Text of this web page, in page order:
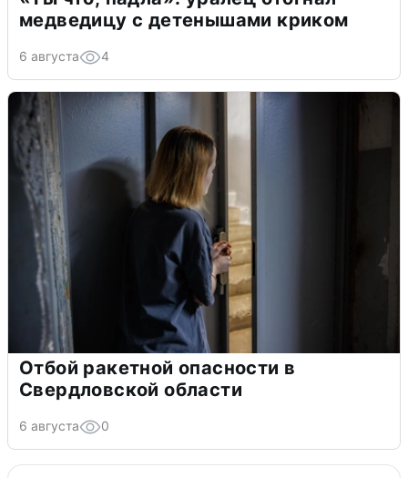
медведицу с детенышами криком
6 августа 4
Отбой ракетной опасности в
Свердловской области
6 августа 0